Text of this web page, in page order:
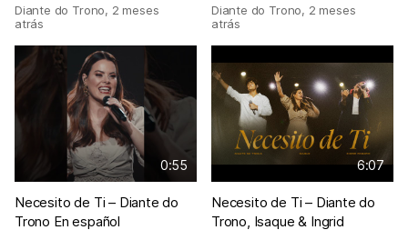
Diante do Trono, 2 meses
atrás
Diante do Trono, 2 meses
atrás
0:55
Necesito de Ti – Diante do
Trono En español
6:07
Necesito de Ti – Diante do
Trono, Isaque & Ingrid